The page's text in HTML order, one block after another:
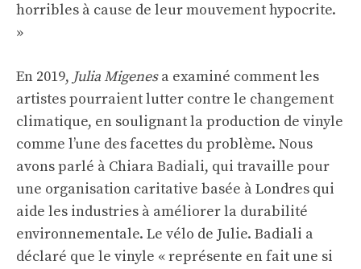
horribles à cause de leur mouvement hypocrite.
»
En 2019, Julia Migenesa examiné comment les
artistes pourraient lutter contre le changement
climatique, en soulignant la production de vinyle
comme l’une des facettes du problème. Nous
avons parlé à Chiara Badiali, qui travaille pour
une organisation caritative basée à Londres qui
aide les industries à améliorer la durabilité
environnementale. Le vélo de Julie. Badiali a
déclaré que le vinyle « représente en fait une si